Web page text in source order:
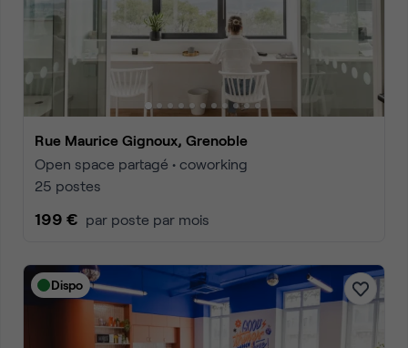
Rue Maurice Gignoux, Grenoble
Open space partagé • coworking
25 postes
199 € par poste par mois
Dispo